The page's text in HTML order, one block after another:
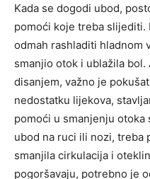
Kada se dogodi ubod,
pomoći koje treba slijediti.
odmah rashladiti hladnom
smanjio otok i ublažila bol.
disanjem, važno je
nedostatku lijekova,
pomoći u smanjenju otoka
ubod na ruci ili nozi, treba
smanjila cirkulacija i
pogoršavaju, potrebno je